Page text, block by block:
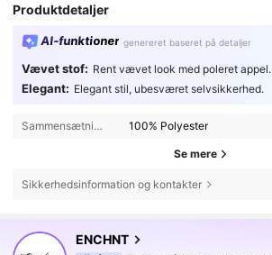
Produktdetaljer
AI-funktioner genereret baseret på detaljer
Vævet stof: Rent vævet look med poleret appel.
Elegant: Elegant stil, ubesværet selvsikkerhed.
Sammensætning: 100% Polyester
Se mere
Sikkerhedsinformation og kontakter
ENCHNT
4.75 1.3M Følgere